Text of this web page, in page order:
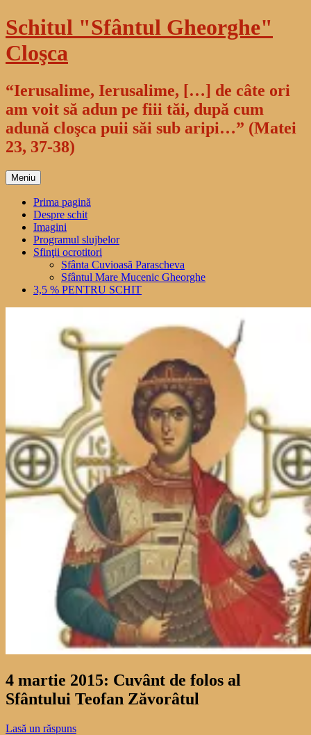
Sari
la
conținut
Schitul "Sfântul Gheorghe"
Cloşca
“Ierusalime, Ierusalime, […] de câte ori
am voit să adun pe fiii tăi, după cum
adună cloşca puii săi sub aripi…” (Matei
23, 37-38)
Meniu
Prima pagină
Despre schit
Imagini
Programul slujbelor
Sfinţii ocrotitori
Sfânta Cuvioasă Parascheva
Sfântul Mare Mucenic Gheorghe
3,5 % PENTRU SCHIT
4 martie 2015: Cuvânt de folos al
Sfântului Teofan Zăvorâtul
Lasă un răspuns